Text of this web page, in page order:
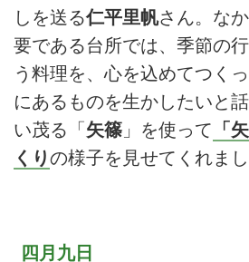
しを送る仁平里帆さん。な
要である台所では、季節の
う料理を、心を込めてつく
にあるものを生かしたいと
い茂る「 矢篠 」を使って 「
くりの様子を見せてくれまし
四月九日